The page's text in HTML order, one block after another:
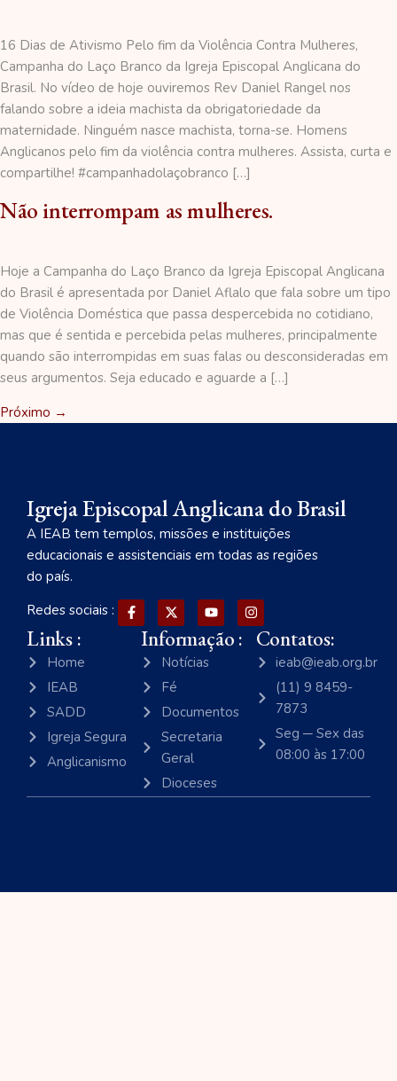
16 Dias de Ativismo Pelo fim da Violência Contra Mulheres,
Campanha do Laço Branco da Igreja Episcopal Anglicana do
Brasil. No vídeo de hoje ouviremos Rev Daniel Rangel nos
falando sobre a ideia machista da obrigatoriedade da
maternidade. Ninguém nasce machista, torna-se. Homens
Anglicanos pelo fim da violência contra mulheres. Assista, curta e
compartilhe! #campanhadolaçobranco […]
Não interrompam as mulheres.
Hoje a Campanha do Laço Branco da Igreja Episcopal Anglicana
do Brasil é apresentada por Daniel Aflalo que fala sobre um tipo
de Violência Doméstica que passa despercebida no cotidiano,
mas que é sentida e percebida pelas mulheres, principalmente
quando são interrompidas em suas falas ou desconsideradas em
seus argumentos. Seja educado e aguarde a […]
Próximo →
Igreja Episcopal Anglicana do Brasil
A IEAB tem templos, missões e instituições
educacionais e assistenciais em todas as regiões
do país.
Redes sociais :
Links :
Home
IEAB
SADD
Igreja Segura
Anglicanismo
Informação :
Notícias
Fé
Documentos
Secretaria
Geral
Dioceses
Contatos:
ieab@ieab.org.br
(11) 9 8459-
7873
Seg ─ Sex das
08:00 às 17:00